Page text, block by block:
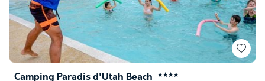
Camping Paradis d'Utah Beach ★★★★